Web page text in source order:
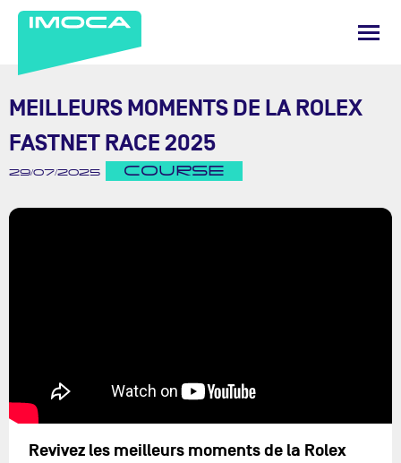
MEILLEURS MOMENTS DE LA ROLEX
FASTNET RACE 2025
29/07/2025 COURSE
Revivez les meilleurs moments de la Rolex